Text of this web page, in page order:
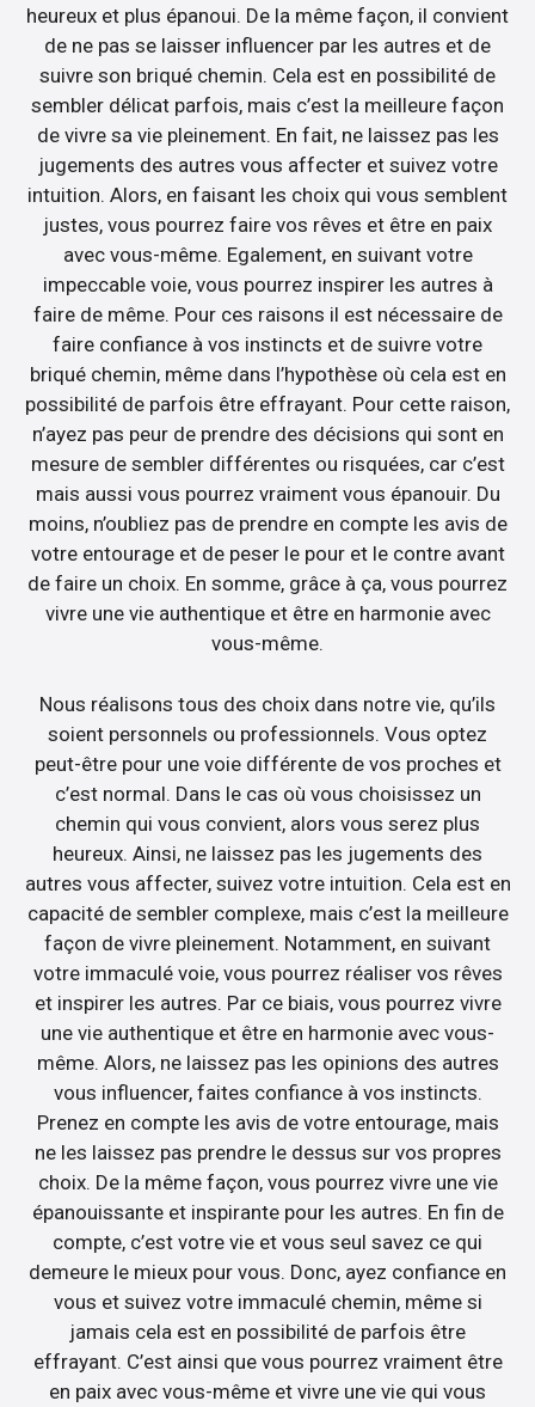
heureux et plus épanoui. De la même façon, il convient
de ne pas se laisser influencer par les autres et de
suivre son briqué chemin. Cela est en possibilité de
sembler délicat parfois, mais c’est la meilleure façon
de vivre sa vie pleinement. En fait, ne laissez pas les
jugements des autres vous affecter et suivez votre
intuition. Alors, en faisant les choix qui vous semblent
justes, vous pourrez faire vos rêves et être en paix
avec vous-même. Egalement, en suivant votre
impeccable voie, vous pourrez inspirer les autres à
faire de même. Pour ces raisons il est nécessaire de
faire confiance à vos instincts et de suivre votre
briqué chemin, même dans l’hypothèse où cela est en
possibilité de parfois être effrayant. Pour cette raison,
n’ayez pas peur de prendre des décisions qui sont en
mesure de sembler différentes ou risquées, car c’est
mais aussi vous pourrez vraiment vous épanouir. Du
moins, n’oubliez pas de prendre en compte les avis de
votre entourage et de peser le pour et le contre avant
de faire un choix. En somme, grâce à ça, vous pourrez
vivre une vie authentique et être en harmonie avec
vous-même.
Nous réalisons tous des choix dans notre vie, qu’ils
soient personnels ou professionnels. Vous optez
peut-être pour une voie différente de vos proches et
c’est normal. Dans le cas où vous choisissez un
chemin qui vous convient, alors vous serez plus
heureux. Ainsi, ne laissez pas les jugements des
autres vous affecter, suivez votre intuition. Cela est en
capacité de sembler complexe, mais c’est la meilleure
façon de vivre pleinement. Notamment, en suivant
votre immaculé voie, vous pourrez réaliser vos rêves
et inspirer les autres. Par ce biais, vous pourrez vivre
une vie authentique et être en harmonie avec vous-
même. Alors, ne laissez pas les opinions des autres
vous influencer, faites confiance à vos instincts.
Prenez en compte les avis de votre entourage, mais
ne les laissez pas prendre le dessus sur vos propres
choix. De la même façon, vous pourrez vivre une vie
épanouissante et inspirante pour les autres. En fin de
compte, c’est votre vie et vous seul savez ce qui
demeure le mieux pour vous. Donc, ayez confiance en
vous et suivez votre immaculé chemin, même si
jamais cela est en possibilité de parfois être
effrayant. C’est ainsi que vous pourrez vraiment être
en paix avec vous-même et vivre une vie qui vous